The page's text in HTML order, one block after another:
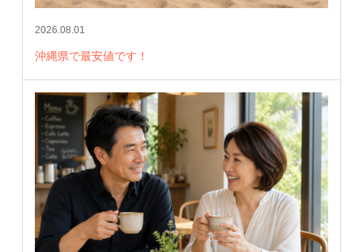
2026.08.01
沖縄県で最安値です！